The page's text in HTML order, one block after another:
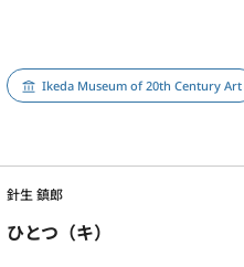
Ikeda Museum of 20th Century Art
ひとつ（キ）
針生 鎮郎